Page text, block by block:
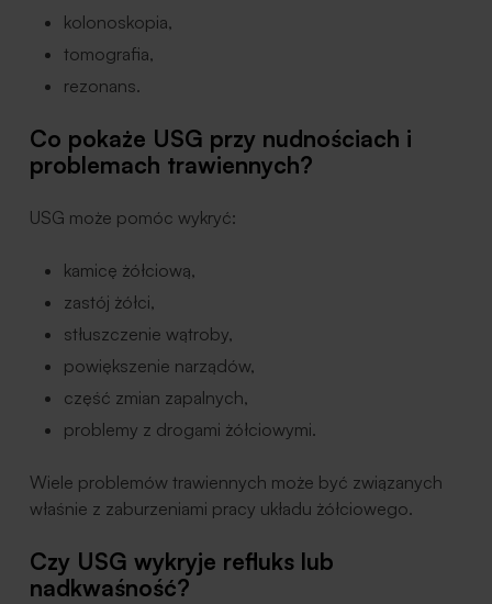
kolonoskopia,
tomografia,
rezonans.
Co pokaże USG przy nudnościach i
problemach trawiennych?
USG może pomóc wykryć:
kamicę żółciową,
zastój żółci,
stłuszczenie wątroby,
powiększenie narządów,
część zmian zapalnych,
problemy z drogami żółciowymi.
Wiele problemów trawiennych może być związanych
właśnie z zaburzeniami pracy układu żółciowego.
Czy USG wykryje refluks lub
nadkwaśność?